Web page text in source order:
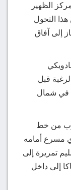
الظهير
التحول
إلى آفاق
قبل
في شمال
بالقرب من خط
مسرع أمامه
تمريرة إلى
إلى داخل